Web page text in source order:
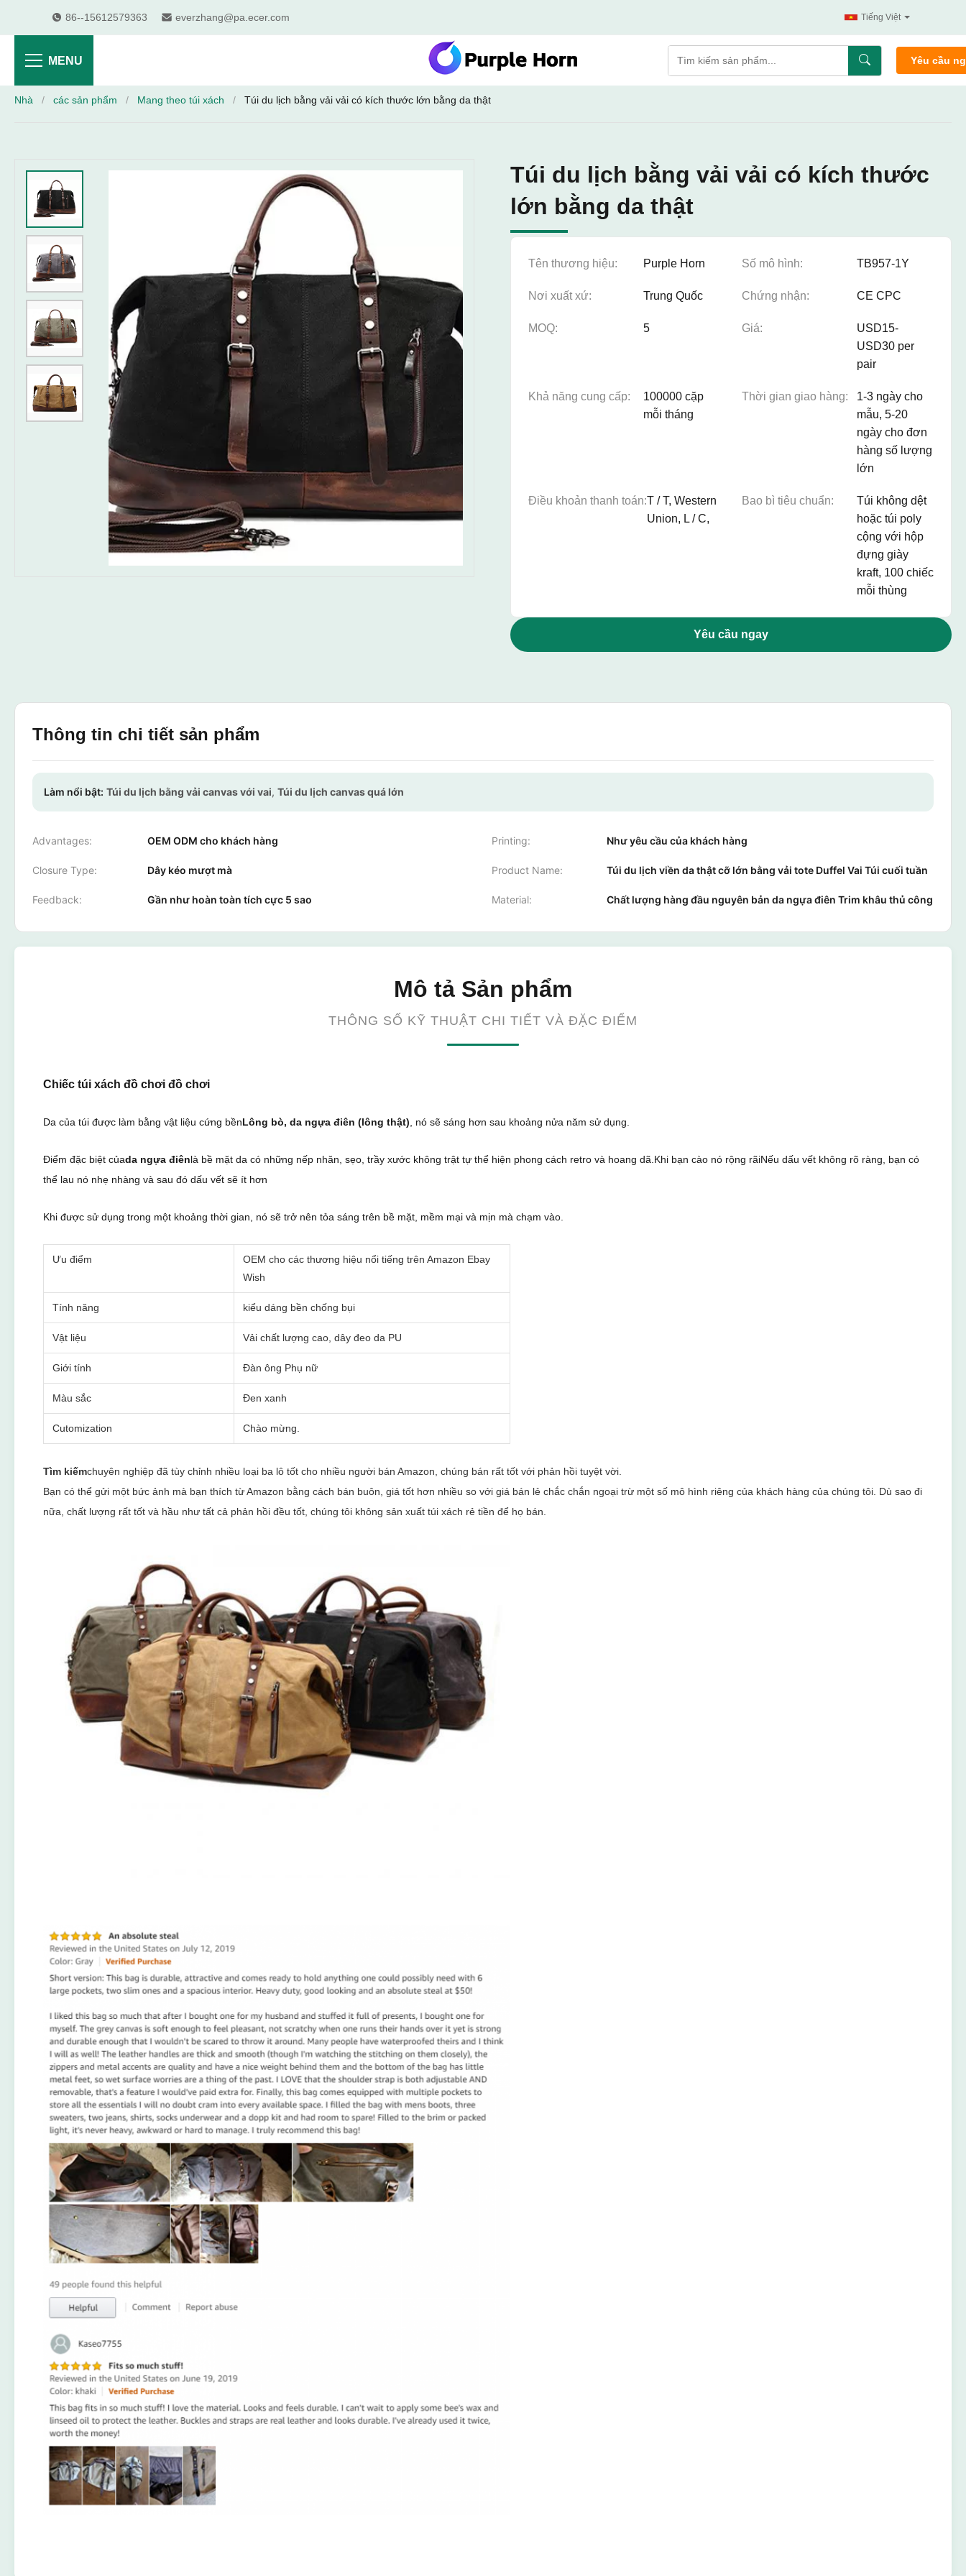
86--15612579363 everzhang@pa.ecer.com Tiếng Việt
MENU Yêu cầu
Nhà / các sản phẩm / Mang theo túi xách / Túi du lịch bằng vải vải có kích thước lớn bằng da thật
Túi du lịch bằng vải vải có kích thước
lớn bằng da thật
Tên thương hiệu: Purple Horn Số mô hình: TB957-1Y
Nơi xuất xứ: Trung Quốc Chứng nhận: CE CPC
MOQ: 5 Giá:
USD15-
USD30 per
pair
Khả năng cung cấp:
100000 cặp
mỗi tháng
Thời gian giao hàng:
1-3 ngày cho
mẫu, 5-20
ngày cho đơn
hàng số lượng
lớn
Điều khoản thanh toán:T / T, Western
Union, L / C,
Bao bì tiêu chuẩn:
Túi không dệt
hoặc túi poly
cộng với hộp
đựng giày
kraft, 100 chiếc
mỗi thùng
Yêu cầu ngay
Thông tin chi tiết sản phẩm
Làm nổi bật: Túi du lịch bằng vải canvas với vai, Túi du lịch canvas quá lớn
Advantages: OEM ODM cho khách hàng Printing: Như yêu cầu của khách hàng
Closure Type: Dây kéo mượt mà Product Name: Túi du lịch viền da thật cỡ lớn bằng vải tote Duffel Vai Túi cuối tuần
Feedback: Gần như hoàn toàn tích cực 5 sao Material: Chất lượng hàng đầu nguyên bản da ngựa điên Trim khâu thủ công
Mô tả Sản phẩm
THÔNG SỐ KỸ THUẬT CHI TIẾT VÀ ĐẶC ĐIỂM
Chiếc túi xách đồ chơi đồ chơi
Da của túi được làm bằng vật liệu cứng bềnLông bò, da ngựa điên (lông thật) , nó sẽ sáng hơn sau khoảng nửa năm sử dụng.
Điểm đặc biệt củada ngựa điênlà bề mặt da có những nếp nhăn, sẹo, trầy xước không trật tự thể hiện phong cách retro và hoang dã.Khi bạn cào nó rộng rãiNếu dấu vết không rõ ràng, bạn có
thể lau nó nhẹ nhàng và sau đó dấu vết sẽ ít hơn
Khi được sử dụng trong một khoảng thời gian, nó sẽ trở nên tỏa sáng trên bề mặt, mềm mại và mịn mà chạm vào.
Ưu điểm
OEM cho các thương hiệu nổi tiếng trên Amazon Ebay
Wish
Tính năng kiểu dáng bền chống bụi
Vật liệu Vải chất lượng cao, dây đeo da PU
Giới tính Đàn ông Phụ nữ
Màu sắc Đen xanh
Cutomization Chào mừng.
Tìm kiếmchuyên nghiệp đã tùy chỉnh nhiều loại ba lô tốt cho nhiều người bán Amazon, chúng bán rất tốt với phản hồi tuyệt vời.
Bạn có thể gửi một bức ảnh mà bạn thích từ Amazon bằng cách bán buôn, giá tốt hơn nhiều so với giá bán lẻ chắc chắn ngoại trừ một số mô hình riêng của khách hàng của chúng tôi. Dù sao đi
nữa, chất lượng rất tốt và hầu như tất cả phản hồi đều tốt, chúng tôi không sản xuất túi xách rẻ tiền để họ bán.